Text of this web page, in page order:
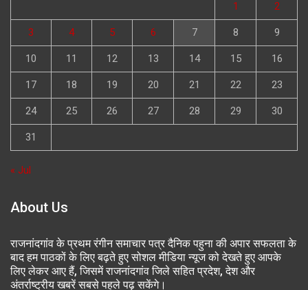
1 2
3 4 5 6 7 8 9
10 11 12 13 14 15 16
17 18 19 20 21 22 23
24 25 26 27 28 29 30
31
« Jul
About Us
राजनांदगांव के प्रथम रंगीन समाचार पत्र दैनिक पहुना की अपार सफलता के
बाद हम पाठकों के लिए बढ़ते हुए सोशल मीडिया न्यूज को देखते हुए आपके
लिए लेकर आए हैं, जिसमें राजनांदगांव जिले सहित प्रदेश, देश और
अंतर्राष्ट्रीय खबरें सबसे पहले पढ़ सकेंगे।